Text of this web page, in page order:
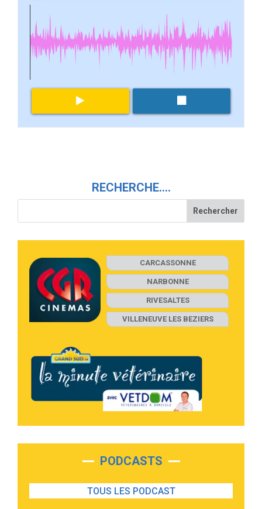
RECHERCHE….
CARCASSONNE
NARBONNE
RIVESALTES
VILLENEUVE LES BEZIERS
PODCASTS
TOUS LES PODCAST